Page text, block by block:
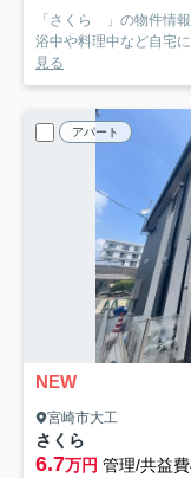
「さくら 」の物件情
浴中や料理中など自宅
見る
アパート
NEW
宮崎市大工
さくら
6.7万円 管理/共益